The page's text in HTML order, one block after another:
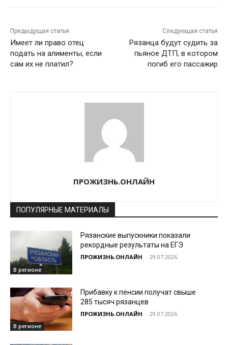
Предыдущая статья
Имеет ли право отец
подать на алименты, если
сам их не платил?
Следующая статья
Рязанца будут судить за
пьяное ДТП, в котором
погиб его пассажир
ПРОЖИЗНЬ.ОНЛАЙН
ПОПУЛЯРНЫЕ МАТЕРИАЛЫ
В регионе
Рязанские выпускники показали
рекордные результаты на ЕГЭ
ПРОЖИЗНЬ.ОНЛАЙН - 29.07.2026
В регионе
Прибавку к пенсии получат свыше
285 тысяч рязанцев
ПРОЖИЗНЬ.ОНЛАЙН - 29.07.2026